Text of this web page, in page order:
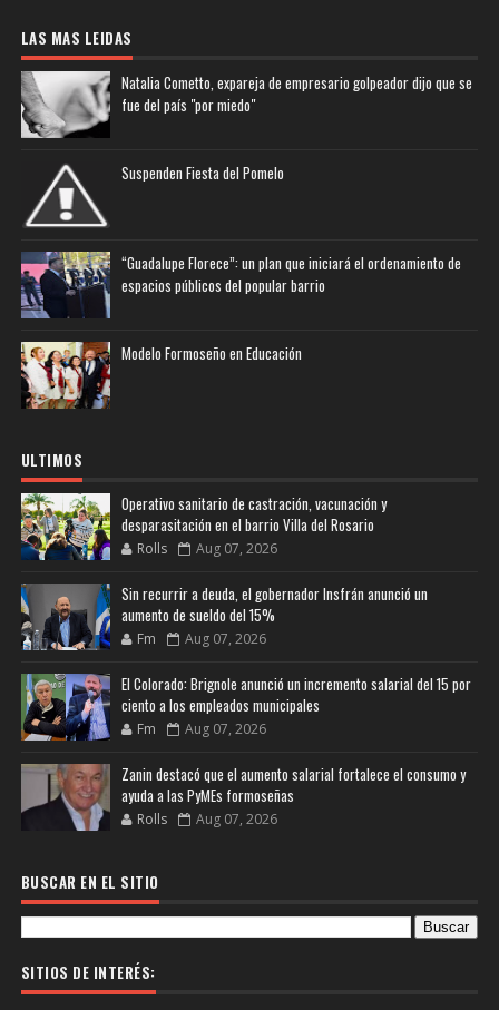
LAS MAS LEIDAS
Natalia Cometto, expareja de empresario golpeador dijo que se
fue del país "por miedo"
Suspenden Fiesta del Pomelo
“Guadalupe Florece”: un plan que iniciará el ordenamiento de
espacios públicos del popular barrio
Modelo Formoseño en Educación
ULTIMOS
Operativo sanitario de castración, vacunación y
desparasitación en el barrio Villa del Rosario
Rolls Aug 07, 2026
Sin recurrir a deuda, el gobernador Insfrán anunció un
aumento de sueldo del 15%
Fm Aug 07, 2026
El Colorado: Brignole anunció un incremento salarial del 15 por
ciento a los empleados municipales
Fm Aug 07, 2026
Zanin destacó que el aumento salarial fortalece el consumo y
ayuda a las PyMEs formoseñas
Rolls Aug 07, 2026
BUSCAR EN EL SITIO
SITIOS DE INTERÉS: